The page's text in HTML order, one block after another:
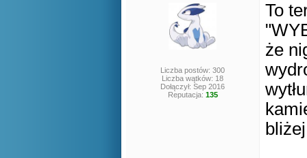
Liczba postów: 300
Liczba wątków: 18
Dołączył: Sep 2016
Reputacja: 135
To
że